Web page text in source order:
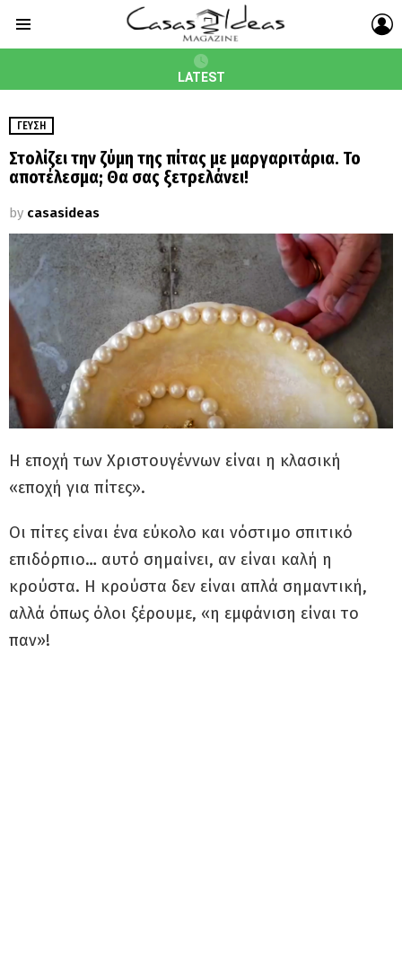
LATEST
ΓΕΎΣΗ
Στολίζει την ζύμη της πίτας με μαργαριτάρια. Το
αποτέλεσμα; Θα σας ξετρελάνει!
by casasideas
Η εποχή των Χριστουγέννων είναι η κλασική
«εποχή για πίτες».
Οι πίτες είναι ένα εύκολο και νόστιμο σπιτικό
επιδόρπιο… αυτό σημαίνει, αν είναι καλή η
κρούστα. Η κρούστα δεν είναι απλά σημαντική,
αλλά όπως όλοι ξέρουμε, «η εμφάνιση είναι το
παν»!